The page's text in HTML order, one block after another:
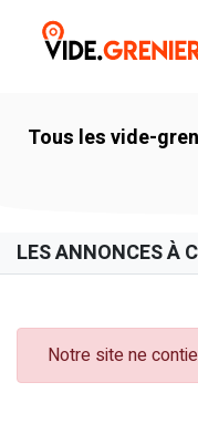
Tous les vide-
LES ANNONCES À
Notre site ne